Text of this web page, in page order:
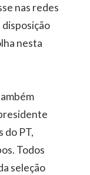
nas redes
disposição
nesta
do PT,
Todos
seleção